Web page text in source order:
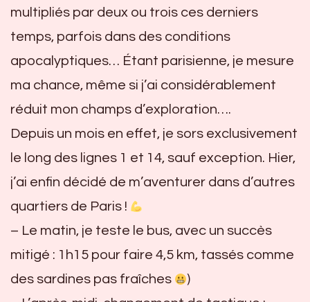
multipliés par deux ou trois ces derniers
temps, parfois dans des conditions
apocalyptiques… Étant parisienne, je mesure
ma chance, même si j’ai considérablement
réduit mon champs d’exploration….
Depuis un mois en effet, je sors exclusivement
le long des lignes 1 et 14, sauf exception. Hier,
j’ai enfin décidé de m’aventurer dans d’autres
quartiers de Paris !
– Le matin, je teste le bus, avec un succès
mitigé : 1h15 pour faire 4,5 km, tassés comme
des sardines pas fraîches
)